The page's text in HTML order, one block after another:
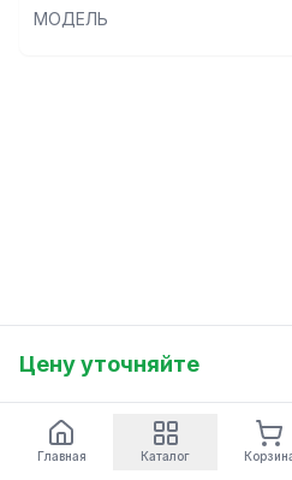
МОДЕЛЬ
Цену уточняйте
Главная Каталог